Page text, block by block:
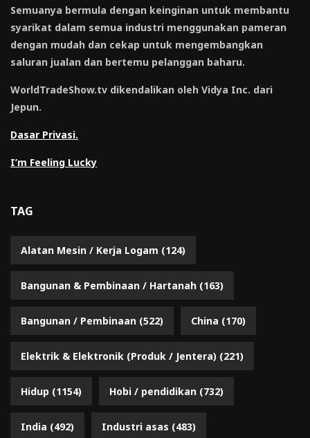
Semuanya bermula dengan keinginan untuk membantu
syarikat dalam semua industri menggunakan pameran
dengan mudah dan cekap untuk mengembangkan
saluran jualan dan bertemu pelanggan baharu.
WorldTradeShow.tv dikendalikan oleh Vidya Inc. dari
Jepun.
Dasar Privasi.
I’m Feeling Lucky
TAG
Alatan Mesin / Kerja Logam (124)
Bangunan & Pembinaan / Hartanah (163)
Bangunan / Pembinaan (522) China (170)
Elektrik & Elektronik (Produk / Jentera) (221)
Hidup (1154) Hobi / pendidikan (732)
India (492) Industri asas (483)